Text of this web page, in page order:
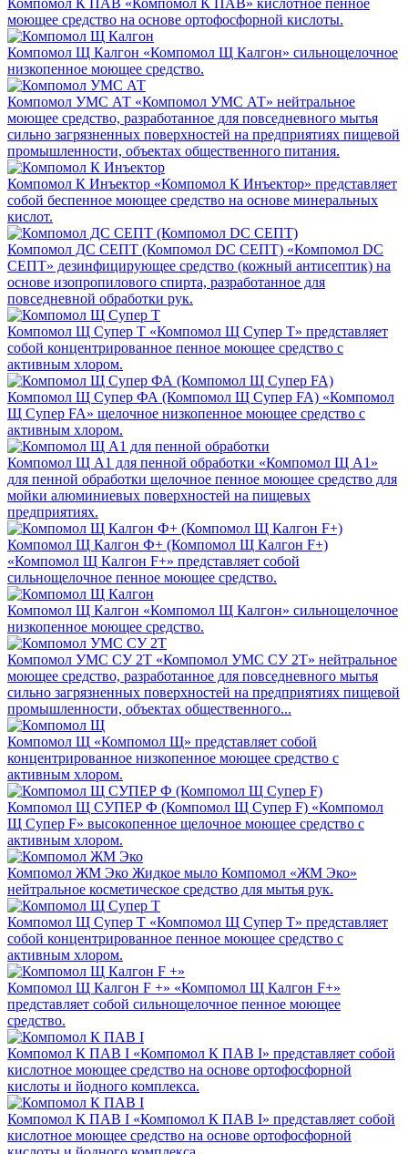
моющее средство на основе ортофосфорной кислоты.
Компомол Щ Калгон «Компомол Щ Калгон» сильнощелочное
низкопенное моющее средство.
Компомол УМС АТ «Компомол УМС АТ» нейтральное
моющее средство, разработанное для повседневного мытья
сильно загрязненных поверхностей на предприятиях пищевой
промышленности, объектах общественного питания.
Компомол К Инъектор «Компомол К Инъектор» представляет
собой беспенное моющее средство на основе минеральных
кислот.
Компомол ДС СЕПТ (Компомол DC СЕПТ) «Компомол DC
СЕПТ» дезинфицирующее средство (кожный антисептик) на
основе изопропилового спирта, разработанное для
повседневной обработки рук.
Компомол Щ Супер Т «Компомол Щ Супер Т» представляет
собой концентрированное пенное моющее средство с
активным хлором.
Компомол Щ Супер ФА (Компомол Щ Супер FA) «Компомол
Щ Супер FA» щелочное низкопенное моющее средство с
активным хлором.
Компомол Щ A1 для пенной обработки «Компомол Щ A1»
для пенной обработки щелочное пенное моющее средство для
мойки алюминиевых поверхностей на пищевых
предприятиях.
Компомол Щ Калгон Ф+ (Компомол Щ Калгон F+)
«Компомол Щ Калгон F+» представляет собой
сильнощелочное пенное моющее средство.
Компомол Щ Калгон «Компомол Щ Калгон» сильнощелочное
низкопенное моющее средство.
Компомол УМС СУ 2Т «Компомол УМС СУ 2Т» нейтральное
моющее средство, разработанное для повседневного мытья
сильно загрязненных поверхностей на предприятиях пищевой
промышленности, объектах общественного...
Компомол Щ «Компомол Щ» представляет собой
концентрированное низкопенное моющее средство с
активным хлором.
Компомол Щ СУПЕР Ф (Компомол Щ Супер F) «Компомол
Щ Супер F» высокопенное щелочное моющее средство с
активным хлором.
Компомол ЖМ Эко Жидкое мыло Компомол «ЖМ Эко»
нейтральное косметическое средство для мытья рук.
Компомол Щ Супер Т «Компомол Щ Супер Т» представляет
собой концентрированное пенное моющее средство с
активным хлором.
Компомол Щ Калгон F +» «Компомол Щ Калгон F+»
представляет собой сильнощелочное пенное моющее
средство.
Компомол К ПАВ I «Компомол К ПАВ I» представляет собой
кислотное моющее средство на основе ортофосфорной
кислоты и йодного комплекса.
Компомол К ПАВ I «Компомол К ПАВ I» представляет собой
кислотное моющее средство на основе ортофосфорной